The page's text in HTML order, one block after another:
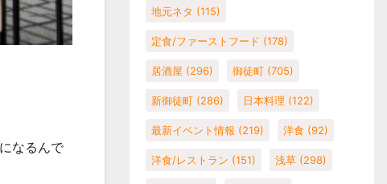
なるんで
地元ネタ (115)
定食/ファーストフード (178)
居酒屋 (296) 御徒町 (705)
新御徒町 (286) 日本料理 (122)
最新イベント情報 (219) 洋食 (92)
洋食/レストラン (151) 浅草 (298)